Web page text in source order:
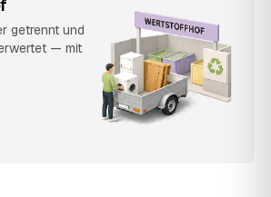
getrennt und
— mit